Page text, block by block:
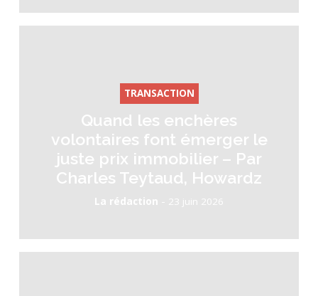
TRANSACTION
Quand les enchères
volontaires font émerger le
juste prix immobilier – Par
Charles Teytaud, Howardz
La rédaction - 23 juin 2026